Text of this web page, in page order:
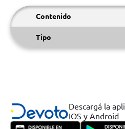
Contenido
Tipo
Descargá la
IOS y Android